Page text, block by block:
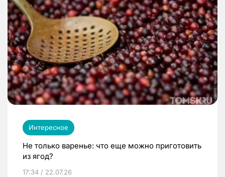
Интересное
Не только варенье: что еще можно приготовить
из ягод?
17:34 / 22.07.26